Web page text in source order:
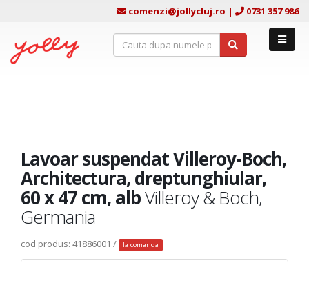
comenzi@jollycluj.ro | 0731 357 986
Lavoar suspendat Villeroy-Boch,
Architectura, dreptunghiular,
60 x 47 cm, albVilleroy & Boch,
Germania
cod produs: 41886001 / la comanda